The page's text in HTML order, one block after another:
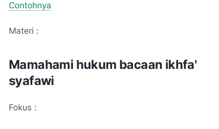
Contohnya
Materi :
Mamahami hukum bacaan ikhfa'
syafawi
Fokus :